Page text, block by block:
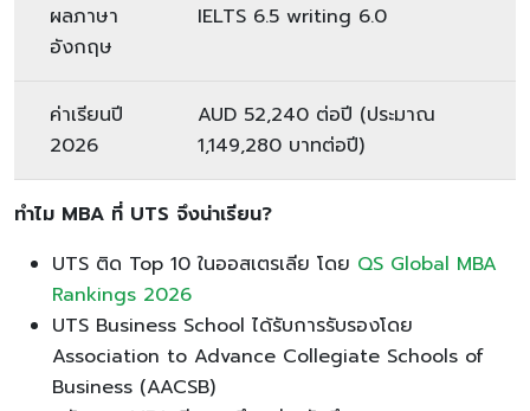
ผลภาษา
อังกฤษ
IELTS 6.5 writing 6.0
ค่าเรียนปี
2026
AUD 52,240 ต่อปี (ประมาณ
1,149,280 บาทต่อปี)
ทำไม MBA ที่ UTS จึงน่าเรียน?
UTS ติด Top 10 ในออสเตรเลีย โดย QS Global MBA
Rankings 2026
UTS Business School ได้รับการรับรองโดย
Association to Advance Collegiate Schools of
Business (AACSB)